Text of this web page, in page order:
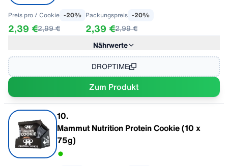
Nährwerte
Fett 15,5 g
- davon gesättigte Fettsäuren
Kohlenhydrate 23,5 g
- davon Zucker
Ballaststoffe
Eiweiß
Salz
Preis pro / Cookie -20%
2,39 €2,99 €
Packungspreis -20%
2,39 €2,99 €
DROPTIME
Zum Produkt
10.
Mammut Nutrition Protein Cookie (10 x
75g)